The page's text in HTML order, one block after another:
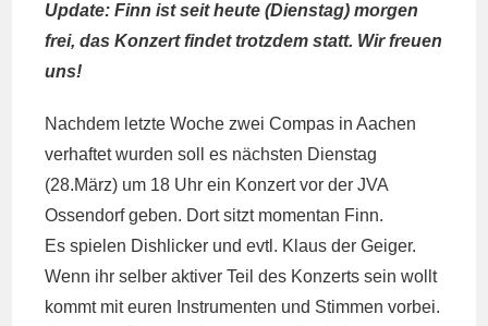
Update: Finn ist seit heute (Dienstag) morgen
frei, das Konzert findet trotzdem statt. Wir freuen
uns!
Nachdem letzte Woche zwei Compas in Aachen
verhaftetwurden soll es nächsten Dienstag
(28.März) um 18 Uhr ein Konzert vor der JVA
Ossendorf geben. Dort sitzt momentan Finn.
Es spielen Dishlicker und evtl. Klaus der Geiger.
Wenn ihr selber aktiver Teil des Konzerts sein wollt
kommt mit euren Instrumenten und Stimmen vorbei.